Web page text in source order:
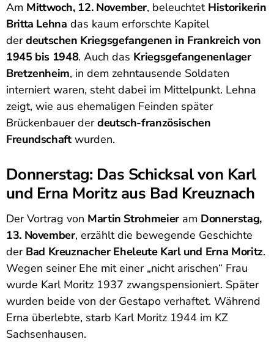
Am Mittwoch, 12. November, beleuchtet Historikerin
Britta Lehna das kaum erforschte Kapitel
derdeutschen Kriegsgefangenen in Frankreich von
1945 bis 1948. Auch das Kriegsgefangenenlager
Bretzenheim, in dem zehntausende Soldaten
interniert waren, steht dabei im Mittelpunkt. Lehna
zeigt, wie aus ehemaligen Feinden später
Brückenbauer derdeutsch-französischen
Freundschaftwurden.
Donnerstag: Das Schicksal von Karl
und Erna Moritz aus Bad Kreuznach
Der Vortrag von Martin Strohmeieram Donnerstag,
13. November, erzählt die bewegende Geschichte
der Bad Kreuznacher Eheleute Karl und Erna Moritz.
Wegen seiner Ehe mit einer „nicht arischen“ Frau
wurde Karl Moritz 1937 zwangspensioniert. Später
wurden beide von der Gestapo verhaftet. Während
Erna überlebte, starb Karl Moritz 1944 im KZ
Sachsenhausen.